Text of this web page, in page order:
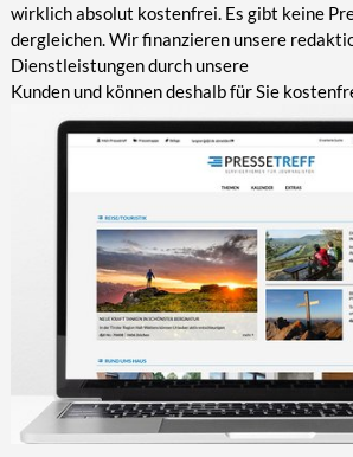
wirklich absolut kostenfrei. Es gibt keine
dergleichen. Wir finanzieren unsere
Dienstleistungen durch unsere
Kunden und können deshalb für Sie